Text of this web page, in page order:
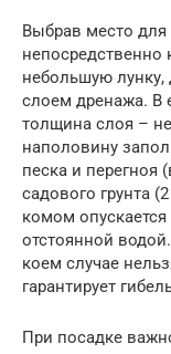
Выбрав место
непосредственно
небольшую лунку,
слоем дренажа. В
толщина слоя –
наполовину
песка и перегноя
садового грунта
комом опускается
отстоянной
коем случае
гарантирует
При посадке